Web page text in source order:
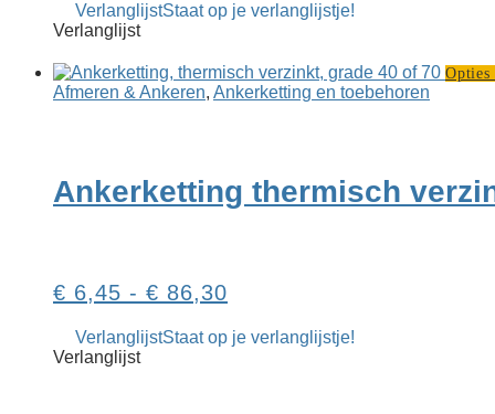
tot
VerlanglijstStaat op je verlanglijstje!
Verlanglijst
Opties
Afmeren & Ankeren, Ankerketting en toebehoren
Ankerketting thermisch
€ 6,45 - € 86,30
tot
VerlanglijstStaat op je verlanglijstje!
Verlanglijst